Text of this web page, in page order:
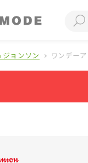
ジョンソン ワンデー